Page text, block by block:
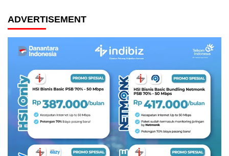
ADVERTISEMENT